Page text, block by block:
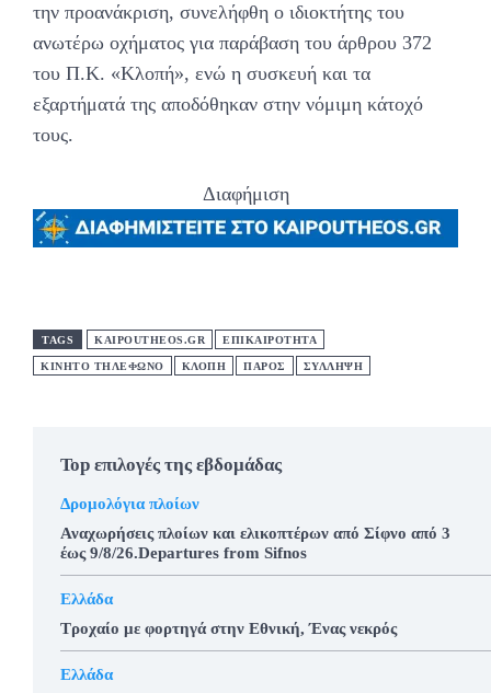
την προανάκριση, συνελήφθη ο ιδιοκτήτης του
ανωτέρω οχήματος για παράβαση του άρθρου 372
του Π.Κ. «Κλοπή», ενώ η συσκευή και τα
εξαρτήματά της αποδόθηκαν στην νόμιμη κάτοχό
τους.
Διαφήμιση
TAGS KAIPOUTHEOS.GR ΕΠΙΚΑΙΡΟΤΗΤΑ
ΚΙΝΗΤΟ ΤΗΛΕΦΩΝΟ ΚΛΟΠΗ ΠΑΡΟΣ ΣΥΛΛΗΨΗ
Top επιλογές της εβδομάδας
Δρομολόγια πλοίων
Αναχωρήσεις πλοίων και ελικοπτέρων από Σίφνο από 3
έως 9/8/26.Departures from Sifnos
Ελλάδα
Τροχαίο με φορτηγά στην Εθνική, Ένας νεκρός
Ελλάδα